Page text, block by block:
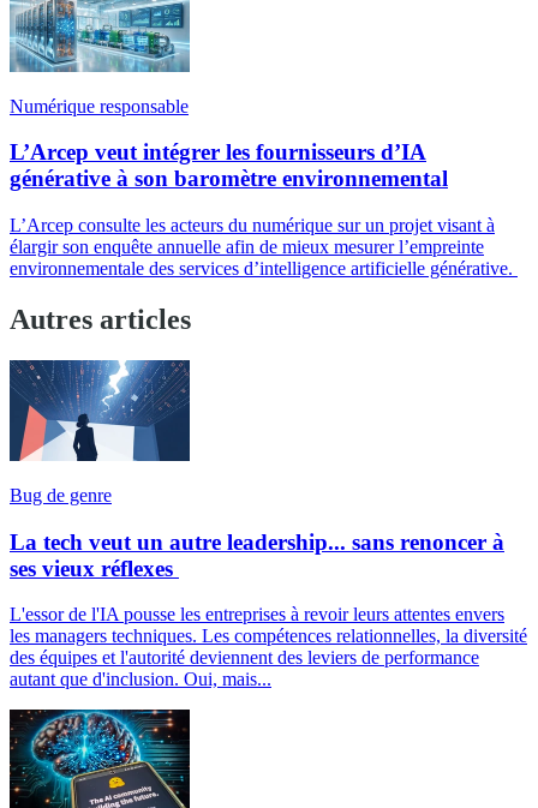
Numérique responsable
L’Arcep veut intégrer les fournisseurs d’IA
générative à son baromètre environnemental
L’Arcep consulte les acteurs du numérique sur un projet visant à
élargir son enquête annuelle afin de mieux mesurer l’empreinte
environnementale des services d’intelligence artificielle générative.
Autres articles
Bug de genre
La tech veut un autre leadership... sans renoncer à
ses vieux réflexes
L'essor de l'IA pousse les entreprises à revoir leurs attentes envers
les managers techniques. Les compétences relationnelles, la diversité
des équipes et l'autorité deviennent des leviers de performance
autant que d'inclusion. Oui, mais...